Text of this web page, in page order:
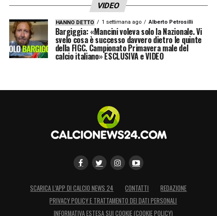
VIDEO
HANNO DETTO 1 settimana ago Alberto Petrosilli
Bargiggia: «Mancini voleva solo la Nazionale. Vi
svelo cosa è successo davvero dietro le quinte
della FIGC. Campionato Primavera male del
calcio italiano» ESCLUSIVA e VIDEO
SCARICA L’APP DI CALCIO NEWS 24 CONTATTI
REDAZIONE
PRIVACY POLICY E TRATTAMENTO DEI DATI PERSONALI
INFORMATIVA ESTESA SUI COOKIE (COOKIE POLICY)